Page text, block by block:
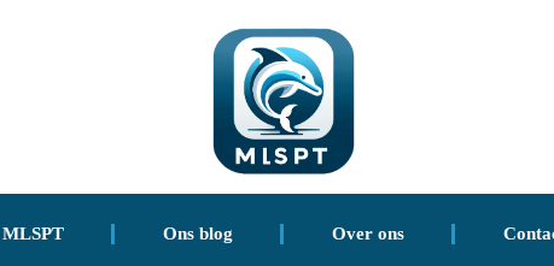
MLSPT Ons blog Over ons